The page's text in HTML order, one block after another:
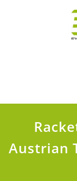
E.S.S.
Austrian